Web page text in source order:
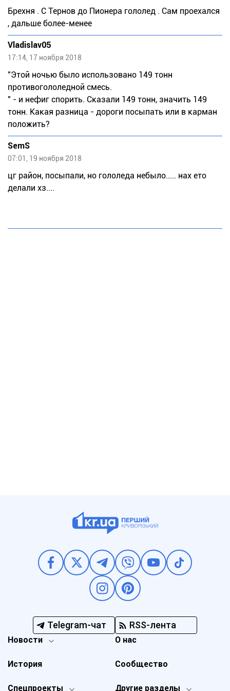
Брехня . С Тернов до Пионера гололед . Сам проехался
, дальше более-менее
Vladislav05
17:14, 17 ноября 2018
"Этой ночью было использовано 149 тонн
противогололедной смесь.
" - и нефиг спорить. Сказали 149 тонн, значить 149
тонн. Какая разница - дороги посыпать или в карман
положить?
SemS
07:01, 19 ноября 2018
цг район, посыпали, но гололеда небыло..... нах ето
делали хз....
Telegram-чат RSS-лента
Новости
Спецпроекты Другие разделы
История
О нас
Сообщество